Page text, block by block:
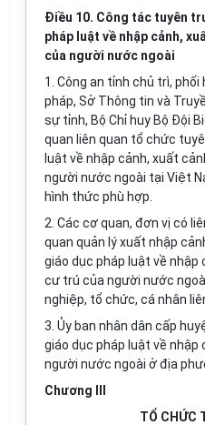
Điều 10. Công tác tuyên
pháp luật về nhập cảnh,
của người nước ngoài
1. Công an tỉnh chủ trì,
pháp, Sở Thông tin và
sự tỉnh, Bộ Chỉ huy Bộ Đội
quan liên quan tổ chức
luật về nhập cảnh, xuất
người nước ngoài tại Việt
hình thức phù hợp.
2. Các cơ quan, đơn vị có
quan quản lý xuất nhập
giáo dục pháp luật về nhập
cư trú của người nước
nghiệp, tổ chức, cá nhân
3. Ủy ban nhân dân cấp
giáo dục pháp luật về
người nước ngoài ở địa
Chương III
TỔ CHỨC